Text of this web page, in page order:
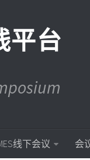
平台
线下会议 会